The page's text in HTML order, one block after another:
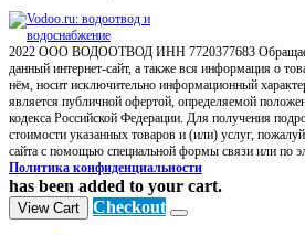
2022 ООО ВОДООТВОД ИНН 7720377683
данный интернет-сайт, а также вся информация о
нём, носит исключительно информационный
является публичной офертой, определяемой
кодекса Российской Федерации. Для получения
стоимости указанных товаров и (или) услуг,
сайта с помощью специальной формы связи или по
Политика конфиденциальности
has been added to your cart.
View Cart Checkout